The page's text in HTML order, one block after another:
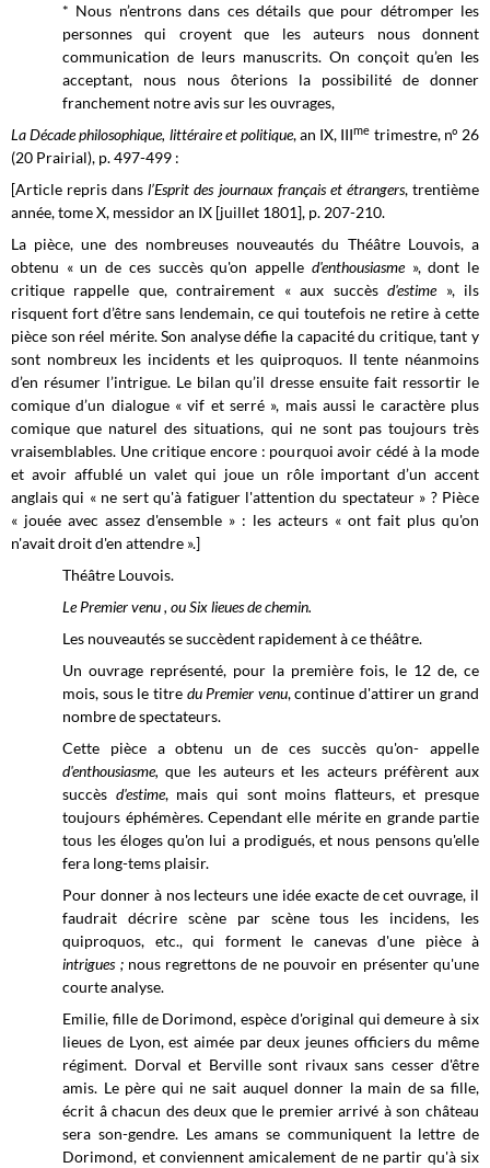
* Nous n’entrons dans ces détails que pour détromper les
personnes qui croyent que les auteurs nous donnent
communication de leurs manuscrits. On conçoit qu’en les
acceptant, nous nous ôterions la possibilité de donner
franchement notre avis sur les ouvrages,
La Décade philosophique, littéraire et politique, an IX, IIIme trimestre, n° 26
(20 Prairial), p. 497-499 :
[Article repris dansl’Esprit des journaux français et étrangers, trentième
année, tome X, messidor an IX [juillet 1801], p. 207-210.
La pièce, une des nombreuses nouveautés du Théâtre Louvois, a
obtenu « un de ces succès qu'on appelle d'enthousiasme », dont le
critique rappelle que, contrairement « aux succèsd'estime », ils
risquent fort d’être sans lendemain, ce qui toutefois ne retire à cette
pièce son réel mérite. Son analyse défie la capacité du critique, tant y
sont nombreux les incidents et les quiproquos. Il tente néanmoins
d’en résumer l’intrigue. Le bilan qu’il dresse ensuite fait ressortir le
comique d’un dialogue « vif et serré », mais aussi le caractère plus
comique que naturel des situations, qui ne sont pas toujours très
vraisemblables. Une critique encore : pourquoi avoir cédé à la mode
et avoir affublé un valet qui joue un rôle important d’un accent
anglais qui « ne sert qu'à fatiguer l'attention du spectateur » ? Pièce
« jouée avec assez d'ensemble » : les acteurs « ont fait plus qu'on
n'avait droit d'en attendre ».]
Théâtre Louvois.
Le Premier venu , ou Six lieues de chemin.
Les nouveautés se succèdent rapidement à ce théâtre.
Un ouvrage représenté, pour la première fois, le 12 de, ce
mois, sous le titre du Premier venu, continue d'attirer un grand
nombre de spectateurs.
Cette pièce a obtenu un de ces succès qu'on- appelle
d'enthousiasme,que les auteurs et les acteurs préfèrent aux
succès d'estime, mais qui sont moins flatteurs, et presque
toujours éphémères. Cependant elle mérite en grande partie
tous les éloges qu'on lui a prodigués, et nous pensons qu'elle
fera long-tems plaisir.
Pour donner à nos lecteurs une idée exacte de cet ouvrage, il
faudrait décrire scène par scène tous les incidens, les
quiproquos, etc., qui forment le canevas d'une pièce à
intrigues ; nous regrettons de ne pouvoir en présenter qu'une
courte analyse.
Emilie, fille de Dorimond, espèce d'original qui demeure à six
lieues de Lyon, est aimée par deux jeunes officiers du même
régiment. Dorval et Berville sont rivaux sans cesser d'être
amis. Le père qui ne sait auquel donner la main de sa fille,
écrit â chacun des deux que le premier arrivé à son château
sera son-gendre. Les amans se communiquent la lettre de
Dorimond, et conviennent amicalement de ne partir qu'à six